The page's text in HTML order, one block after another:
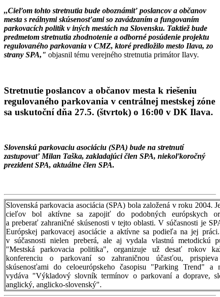
,,Cieľom tohto stretnutia bude oboznámiť poslancov a občanov
mesta s reálnymi skúsenosťami so zavádzaním a fungovaním
parkovacích politík v iných mestách na Slovensku. Taktiež bude
predmetom stretnutia zhodnotenie a odborné posúdenie projektu
regulovaného parkovania v CMZ, ktoré predložilo mesto Ilava, zo
strany SPA," objasnil tému verejného stretnutia primátor Ilavy.
Stretnutie poslancov a občanov mesta k riešeniu
regulovaného parkovania v centrálnej mestskej zóne
sa uskutočnídňa 27.5. (štvrtok) o 16:00 v DK Ilava.
Slovenskú parkovaciu asociáciu (SPA) bude na stretnutí
zastupovať Milan Taška, zakladajúci člen SPA, niekoľkoročný
prezident SPA, aktuálne člen SPA.
Slovenská parkovacia asociácia (SPA) bola založená v roku 2004.
cieľov bol aktívne sa zapojiť do podobných európskych
a preberať zahraničné skúsenosti v tejto oblasti. V súčasnosti je
Európskej parkovacej asociácie a aktívne sa podieľa na jej
v súčasnosti nielen preberá, ale aj vydala vlastnú metodickú
"Mestská parkovacia politika", organizuje už desať rokov
konferenciu o parkovaní so zahraničnou účasťou,
skúsenosťami do celoeurópskeho časopisu "Parking Trend" a
vydáva "Výkladový slovník termínov o parkovaní a doprave,
anglický, anglicko-slovenský".